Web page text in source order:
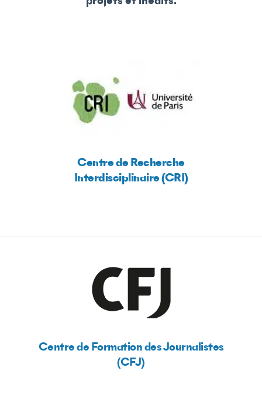
Centre de Recherche
Interdisciplinaire (CRI)
Centre de Formation des Journalistes
(CFJ)